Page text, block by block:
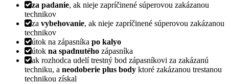
za padanie, ak nieje zapríčinené súperovou zakázanou
technikov
za vybehovanie, ak nieje zapríčinené súperovou zakázanou
technikov
útok na zápasníka po kalyo
útok na spadnutého zápasníka
ak rozhodca udelí trestný bod zápasníkovi za zakázanú
techniku, a neodoberie plus body ktoré zakázanou trestanou
technikou získal